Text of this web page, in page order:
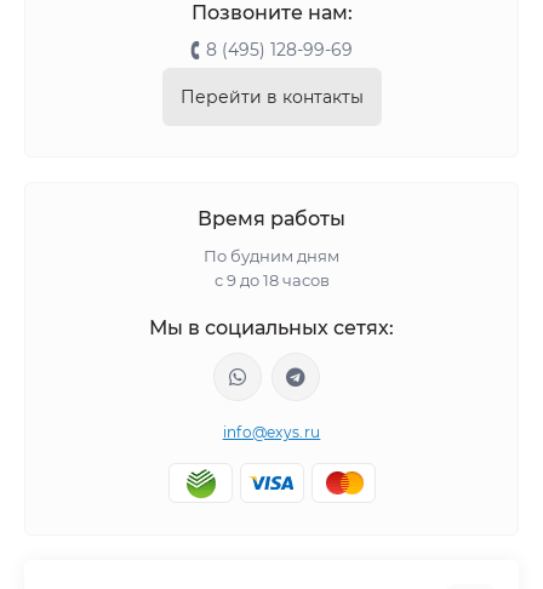
Позвоните нам:
8 (495) 128-99-69
Перейти в контакты
Время работы
По будним дням
с 9 до 18 часов
Мы в социальных сетях:
info@exys.ru